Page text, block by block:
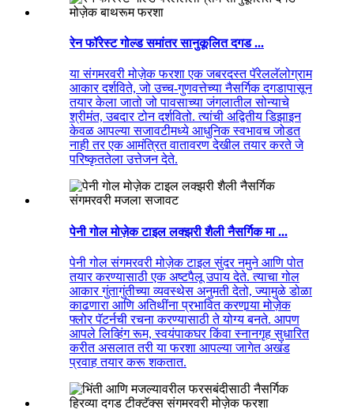
रेन फॉरेस्ट गोल्ड समांतर सानुकूलित दगड ...
या संगमरवरी मोज़ेक फरशा एक जबरदस्त पॅरेललॅलोग्राम
आकार दर्शविते, जो उच्च-गुणवत्तेच्या नैसर्गिक दगडापासून
तयार केला जातो जो पावसाच्या जंगलातील सोन्याचे
श्रीमंत, उबदार टोन दर्शवितो. त्यांची अद्वितीय डिझाइन
केवळ आपल्या सजावटीमध्ये आधुनिक स्वभावच जोडत
नाही तर एक आमंत्रित वातावरण देखील तयार करते जे
परिष्कृततेला उत्तेजन देते.
पेनी गोल मोज़ेक टाइल लक्झरी शैली नैसर्गिक मा ...
पेनी गोल संगमरवरी मोज़ेक टाइल सुंदर नमुने आणि पोत
तयार करण्यासाठी एक अष्टपैलू उपाय देते. त्याचा गोल
आकार गुंतागुंतीच्या व्यवस्थेस अनुमती देतो, ज्यामुळे डोळा
काढणारा आणि अतिथींना प्रभावित करणार्‍या मोज़ेक
फ्लोर पॅटर्नची रचना करण्यासाठी ते योग्य बनते. आपण
आपले लिव्हिंग रूम, स्वयंपाकघर किंवा स्नानगृह सुधारित
करीत असलात तरी या फरशा आपल्या जागेत अखंड
प्रवाह तयार करू शकतात.